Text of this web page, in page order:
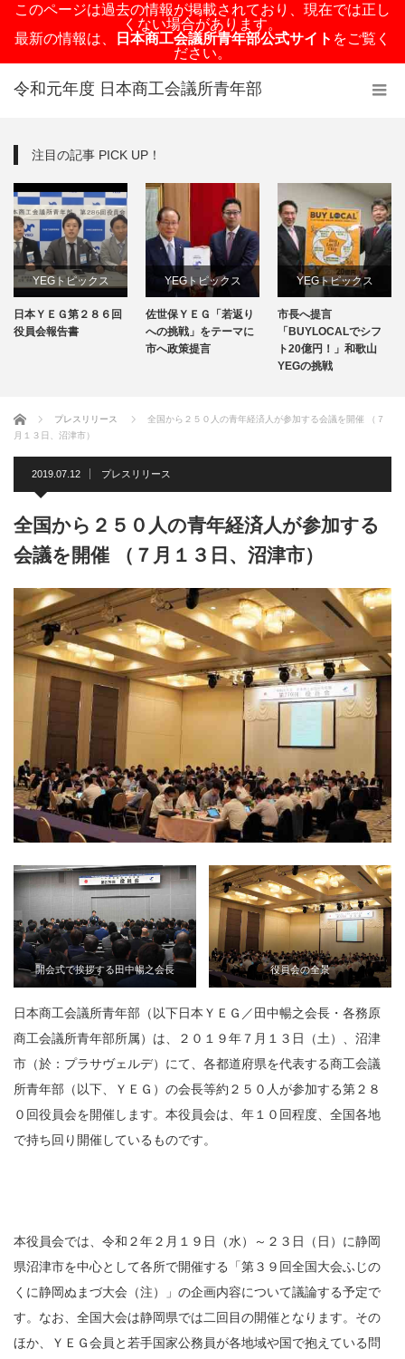
このページは過去の情報が掲載されており、現在では正し
くない場合があります。
最新の情報は、
日本商工会議所青年部公式サイト をご覧く
ださい。
令和元年度 日本商工会議所青年部
注目の記事 PICK UP！
YEGトピックス
日本YEG事業
日本ＹＥＧ第２８６回
役員会報告書
YEGトピックス
メディア掲載情報
佐世保ＹＥＧ「若返り
への挑戦」をテーマに
市へ政策提言
YEGトピックス
メディア掲載情報
地域のYEG情報
市長へ提言
「BUYLOCALでシフ
ト20億円！」和歌山
YEGの挑戦
ホーム プレスリリース
全国から２５０人の青年経済人が参加する会議を開催 （７
月１３日、沼津市）
2019.07.12 プレスリリース
全国から２５０人の青年経済人が参加する
会議を開催 （７月１３日、沼津市）
開会式で挨拶する田中暢之会長 役員会の全景
日本商工会議所青年部（以下日本ＹＥＧ／田中暢之会長・各務原
商工会議所青年部所属）は、２０１９年７月１３日（土）、沼津
市（於：プラサヴェルデ）にて、各都道府県を代表する商工会議
所青年部（以下、ＹＥＧ）の会長等約２５０人が参加する第２８
０回役員会を開催します。本役員会は、年１０回程度、全国各地
で持ち回り開催しているものです。
本役員会では、令和２年２月１９日（水）～２３日（日）に静岡
県沼津市を中心として各所で開催する「第３９回全国大会ふじの
くに静岡ぬまづ大会（注）」の企画内容について議論する予定で
す。なお、全国大会は静岡県では二回目の開催となります。その
ほか、ＹＥＧ会員と若手国家公務員が各地域や国で抱えている問